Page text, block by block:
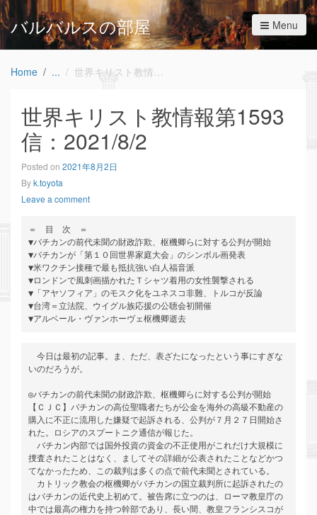
バルバルスの部屋 Menu
Home 世界キリスト教情報第1593信：2021/8/2
世界キリスト教情報第1593
信：2021/8/2
Posted on 2021年8月2日
Byk.toyota
Leave a comment
＝　目　次　＝
▼バチカンの前代未聞の財政詐欺、枢機卿らに対する公判が開始
▼バチカンが「第１０回世界家庭大会」のシンボル画発表
▼米ワクチン接種で最も抵抗強い白人福音派
▼ロンドンで風刺画描かれたＴシャツ着用の女性襲撃される
▼「アヤソフィア」のモスク化をユネスコ非難、トルコが反論
▼台湾＝立法院、ウイグル族応援の公聴会初開催
▼アルベール・ヴァンホーヴェ枢機卿逝去
今日は最初の記事。ま、ただ、表ざたになったという事にすぎな
いのだろうが。
◎バチカンの前代未聞の財政詐欺、枢機卿らに対する公判が開始
【ＣＪＣ】バチカンの高位聖職者たちが公金を海外の高級不動産の
購入に不正に流用した嫌疑で起訴される、公判が７月２７日開始さ
れた。ロシアのスプートニク通信が報じた。
バチカン内部では国外投資の資金の不正使用がこれだけ大規模に
捜査されたことはなく、ましてその詳細が公表されたことなどかつ
てなかったため、この裁判は多くの点で前代未聞とされている。
カトリック教会の枢機卿がバチカンの国立裁判所に起訴されたの
はバチカンの近代史上初めて。被告席に立つのは、ローマ教皇庁の
中では最高の権力を持つ幹部であり、長い間、教皇フランシスコが